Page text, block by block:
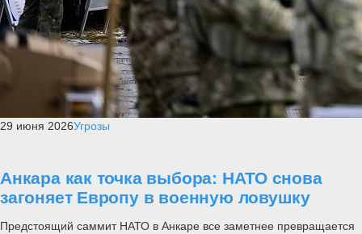
29 июня 2026Угрозы
Анкара как точка выбора: НАТО снова
загоняет Европу в военную ловушку
Предстоящий саммит НАТО в Анкаре все заметнее превращается